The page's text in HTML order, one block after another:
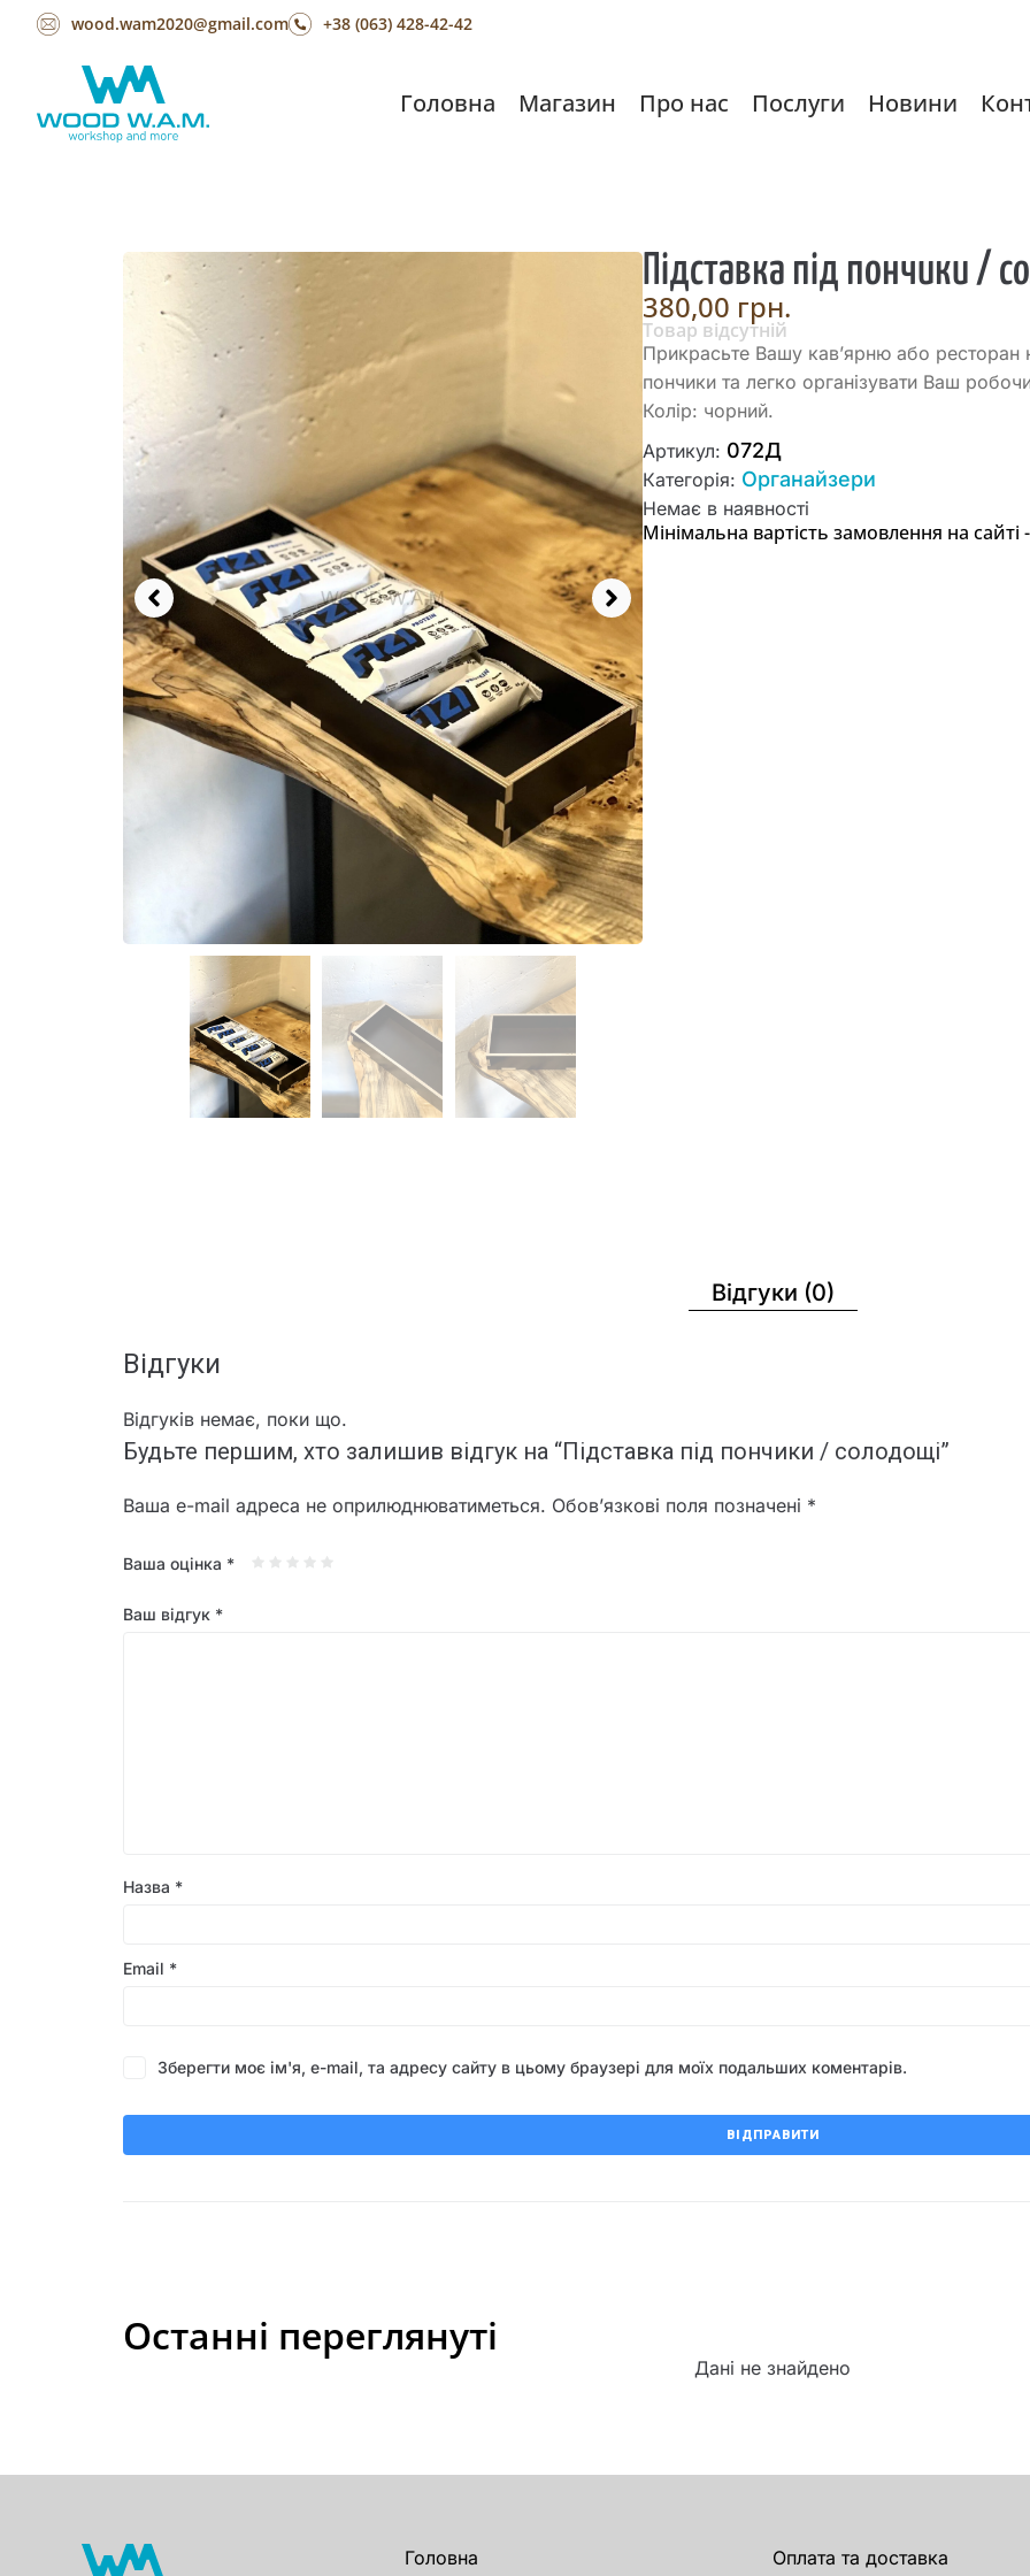
wood.wam2020@gmail.com +38 (063) 428-42-42
Головна Магазин Про нас Послуги Новини
Підставка під пончики /
380,00 грн.
Товар відсутній
Прикрасьте Вашу кав’ярню або
пончики та легко організувати Ваш
Колір: чорний.
Артикул: 072Д
Категорія: Органайзери
Немає в наявності
Мінімальна вартість замовлення на сайті
Відгуки (0)
Відгуки
Відгуків немає, поки що.
Будьте першим, хто залишив відгук на “Підставка під пончики / солодощі”
Ваша e-mail адреса не оприлюднюватиметься. Обов’язкові поля позначені *
Ваша оцінка *
Ваш відгук *
Назва *
Email *
Зберегти моє ім'я, e-mail, та адресу сайту в цьому браузері для моїх подальших коментарів.
Останні переглянуті
Дані не знайдено
Головна Оплата та доставка